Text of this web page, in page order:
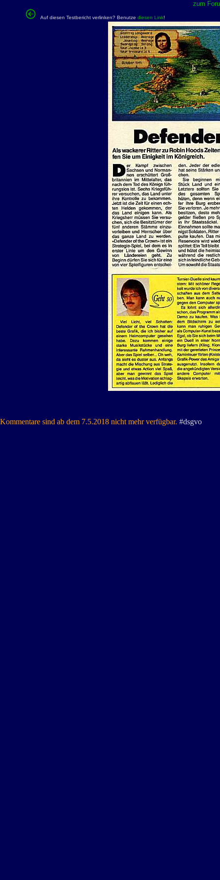
zum
Auf diesen Testbericht verlinken? Benutze diesen Link!
Kommentare sind ab dem 7.5.2018 nicht mehr verfügbar. #dsgvo